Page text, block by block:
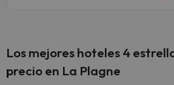
Los mejores hoteles 4
precio en La Plagne